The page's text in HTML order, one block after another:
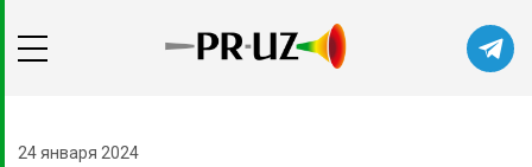
24 января 2024